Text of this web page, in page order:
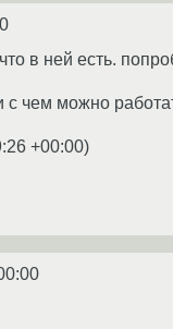
в ней есть.
с чем можно
+00:00)